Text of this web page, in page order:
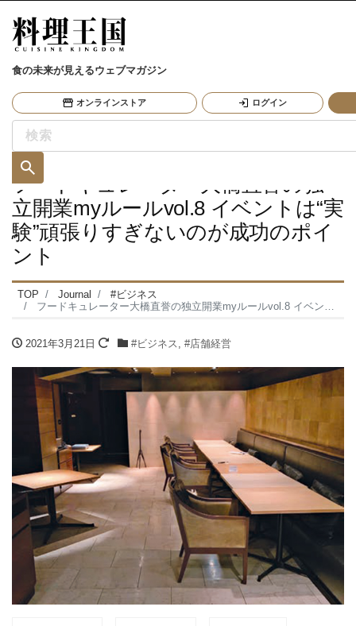
食の未来が見えるウェブマガジン
オンラインストア ログイン
フードキュレーター大橋直誉の独
立開業myルールvol.8 イベントは“実
験”頑張りすぎないのが成功のポイ
ント
TOP Journal
#ビジネス
フードキュレーター大橋直誉の独立開業myルールvol.8 イベントは“実験”頑張りすぎないのが成功のポイント
2021年3月21日 #ビジネス, #店舗経営